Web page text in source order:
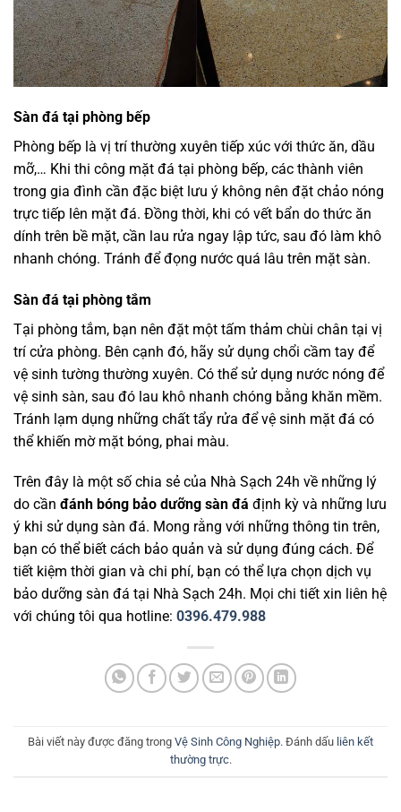
Sàn đá tại phòng bếp
Phòng bếp là vị trí thường xuyên tiếp xúc với thức ăn, dầu
mỡ,… Khi thi công mặt đá tại phòng bếp, các thành viên
trong gia đình cần đặc biệt lưu ý không nên đặt chảo nóng
trực tiếp lên mặt đá. Đồng thời, khi có vết bẩn do thức ăn
dính trên bề mặt, cần lau rửa ngay lập tức, sau đó làm khô
nhanh chóng. Tránh để đọng nước quá lâu trên mặt sàn.
Sàn đá tại phòng tắm
Tại phòng tắm, bạn nên đặt một tấm thảm chùi chân tại vị
trí cửa phòng. Bên cạnh đó, hãy sử dụng chổi cầm tay để
vệ sinh tường thường xuyên. Có thể sử dụng nước nóng để
vệ sinh sàn, sau đó lau khô nhanh chóng bằng khăn mềm.
Tránh lạm dụng những chất tẩy rửa để vệ sinh mặt đá có
thể khiến mờ mặt bóng, phai màu.
Trên đây là một số chia sẻ của Nhà Sạch 24h về những lý
do cần đánh bóng bảo dưỡng sàn đá định kỳ và những lưu
ý khi sử dụng sàn đá. Mong rằng với những thông tin trên,
bạn có thể biết cách bảo quản và sử dụng đúng cách. Để
tiết kiệm thời gian và chi phí, bạn có thể lựa chọn dịch vụ
bảo dưỡng sàn đá tại Nhà Sạch 24h. Mọi chi tiết xin liên hệ
với chúng tôi qua hotline: 0396.479.988
Bài viết này được đăng trong Vệ Sinh Công Nghiệp. Đánh dấu liên kết
thường trực.